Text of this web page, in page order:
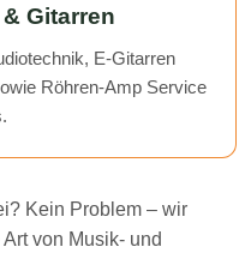
Gitarren
E-Gitarren
Röhren-Amp Service
Kein Problem – wir
von Musik- und